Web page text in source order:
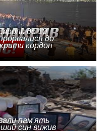
до 10
до
кордон
пам'ять
син вижив